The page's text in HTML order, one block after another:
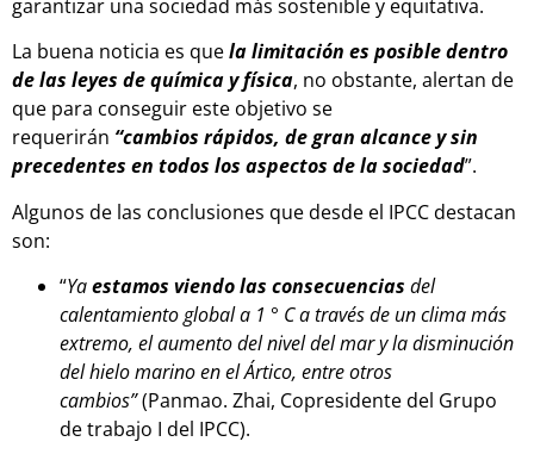
garantizar una sociedad más sostenible y equitativa.
La buena noticia es quela limitación es posible dentro
de las leyes de química y física, no obstante, alertan de
que para conseguir este objetivo se
requerirán “cambios rápidos, de gran alcance y sin
precedentes en todos los aspectos de la sociedad”.
Algunos de las conclusiones que desde el IPCC destacan
son:
“Yaestamos viendo las consecuencias del
calentamiento global a 1 ° C a través de un clima más
extremo, el aumento del nivel del mar y la disminución
del hielo marino en el Ártico, entre otros
cambios”(Panmao. Zhai, Copresidente del Grupo
de trabajo I del IPCC).